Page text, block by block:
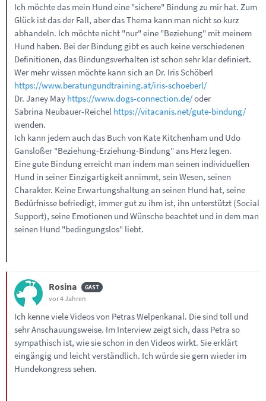
Ich möchte das mein Hund eine "sichere" Bindung zu mir hat. Zum
Glück ist das der Fall, aber das Thema kann man nicht so kurz
abhandeln. Ich möchte nicht "nur" eine "Beziehung" mit meinem
Hund haben. Bei der Bindung gibt es auch keine verschiedenen
Definitionen, das Bindungsverhalten ist schon sehr klar definiert.
Wer mehr wissen möchte kann sich an Dr. Iris Schöberl
https://www.beratungundtraining.at/iris-schoeberl/
Dr. Janey May https://www.dogs-connection.de/oder
Sabrina Neubauer-Reichel https://vitacanis.net/gute-bindung/
wenden.
Ich kann jedem auch das Buch von Kate Kitchenham und Udo
Gansloßer "Beziehung-Erziehung-Bindung" ans Herz legen.
Eine gute Bindung erreicht man indem man seinen individuellen
Hund in seiner Einzigartigkeit annimmt, sein Wesen, seinen
Charakter. Keine Erwartungshaltung an seinen Hund hat, seine
Bedürfnisse befriedigt, immer gut zu ihm ist, ihn unterstützt (Social
Support), seine Emotionen und Wünsche beachtet und in dem man
seinen Hund "bedingungslos" liebt.
Rosina
vor 4 Jahren
Ich kenne viele Videos von Petras Welpenkanal. Die sind toll und
sehr Anschauungsweise. Im Interview zeigt sich, dass Petra so
sympathisch ist, wie sie schon in den Videos wirkt. Sie erklärt
eingängig und leicht verständlich. Ich würde sie gern wieder im
Hundekongress sehen.